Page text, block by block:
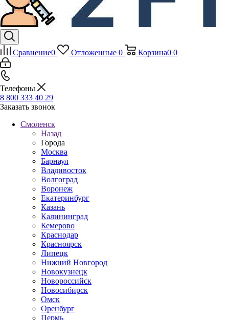
Сравнение0 Отложенные 0 Корзина0 0
Телефоны
8 800 333 40 29
Заказать звонок
Смоленск
Назад
Города
Москва
Барнаул
Владивосток
Волгоград
Воронеж
Екатеринбург
Казань
Калининград
Кемерово
Краснодар
Красноярск
Липецк
Нижний Новгород
Новокузнецк
Новороссийск
Новосибирск
Омск
Оренбург
Пермь